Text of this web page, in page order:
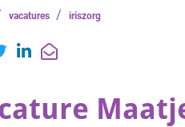
vacatures / iriszorg